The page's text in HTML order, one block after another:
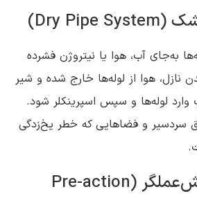
به‌جای آب، هوا یا نیتروژن فشرده
نازل، هوا از لوله‌ها خارج شده و شیر
وارد لوله‌ها و سپس اسپرینکلر شود.
سردسیر و فضاهایی که خطر یخ‌زدگی
3. اسپرینکلر پیش‌عملگر (Pre-action